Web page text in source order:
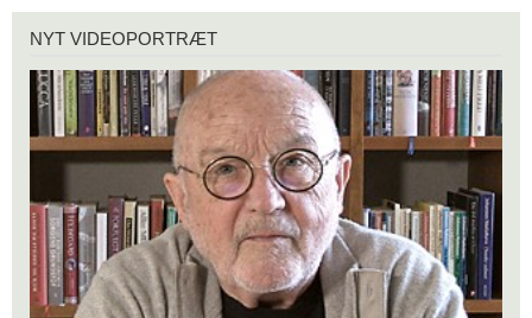
videoportræt
NYT VIDEOPORTRÆT